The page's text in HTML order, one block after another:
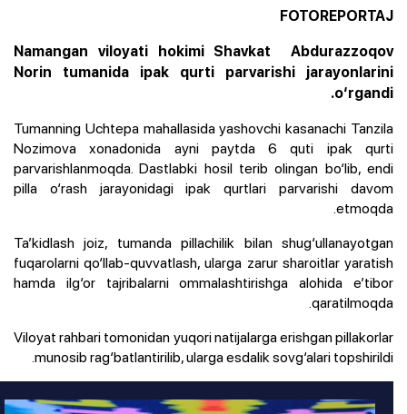
FOTOREPORTAJ
Namangan viloyati hokimi Shavkat Abdurazzoqov
Norin tumanida ipak qurti parvarishi jarayonlarini
o‘rgandi.
Tumanning Uchtepa mahallasida yashovchi kasanachi Tanzila
Nozimova xonadonida ayni paytda 6 quti ipak qurti
parvarishlanmoqda. Dastlabki hosil terib olingan bo‘lib, endi
pilla o‘rash jarayonidagi ipak qurtlari parvarishi davom
etmoqda.
Ta’kidlash joiz, tumanda pillachilik bilan shug‘ullanayotgan
fuqarolarni qo‘llab-quvvatlash, ularga zarur sharoitlar yaratish
hamda ilg‘or tajribalarni ommalashtirishga alohida e’tibor
qaratilmoqda.
Viloyat rahbari tomonidan yuqori natijalarga erishgan pillakorlar
munosib rag‘batlantirilib, ularga esdalik sovg‘alari topshirildi.